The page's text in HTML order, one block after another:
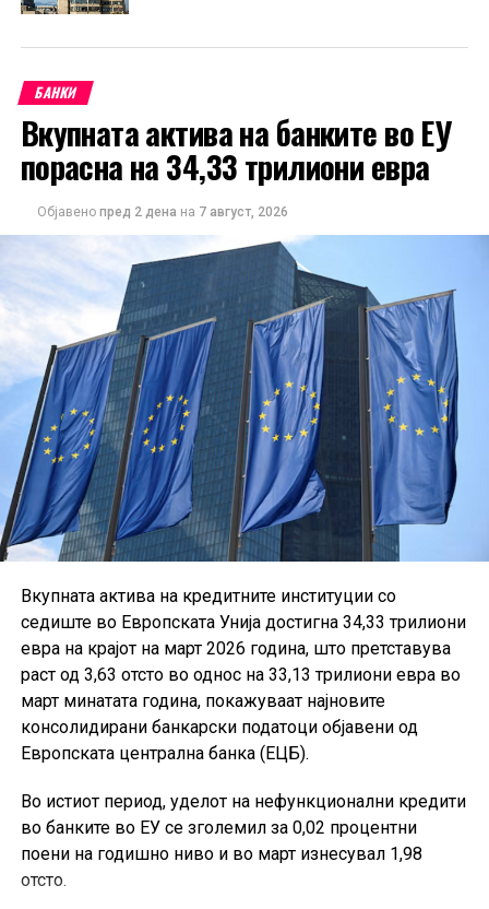
БАНКИ
Вкупната актива на банките во ЕУ
порасна на 34,33 трилиони евра
Објавено пред 2 дена на 7 август, 2026
Вкупната актива на кредитните институции со
седиште во Европската Унија достигна 34,33 трилиони
евра на крајот на март 2026 година, што претставува
раст од 3,63 отсто во однос на 33,13 трилиони евра во
март минатата година, покажуваат најновите
консолидирани банкарски податоци објавени од
Европската централна банка (ЕЦБ).
Во истиот период, уделот на нефункционални кредити
во банките во ЕУ се зголемил за 0,02 процентни
поени на годишно ниво и во март изнесувал 1,98
отсто.